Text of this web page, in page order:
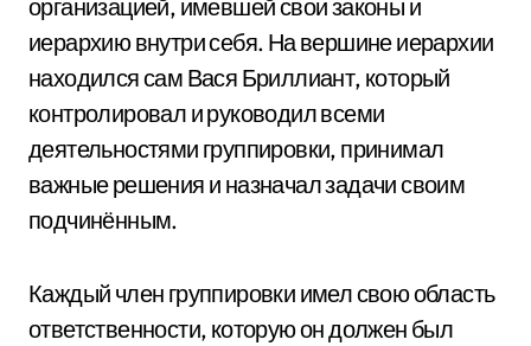
организацией, имевшей свои законы и
иерархию внутри себя. На вершине иерархии
находился сам Вася Бриллиант, который
контролировал и руководил всеми
деятельностями группировки, принимал
важные решения и назначал задачи своим
подчинённым.
Каждый член группировки имел свою область
ответственности, которую он должен был